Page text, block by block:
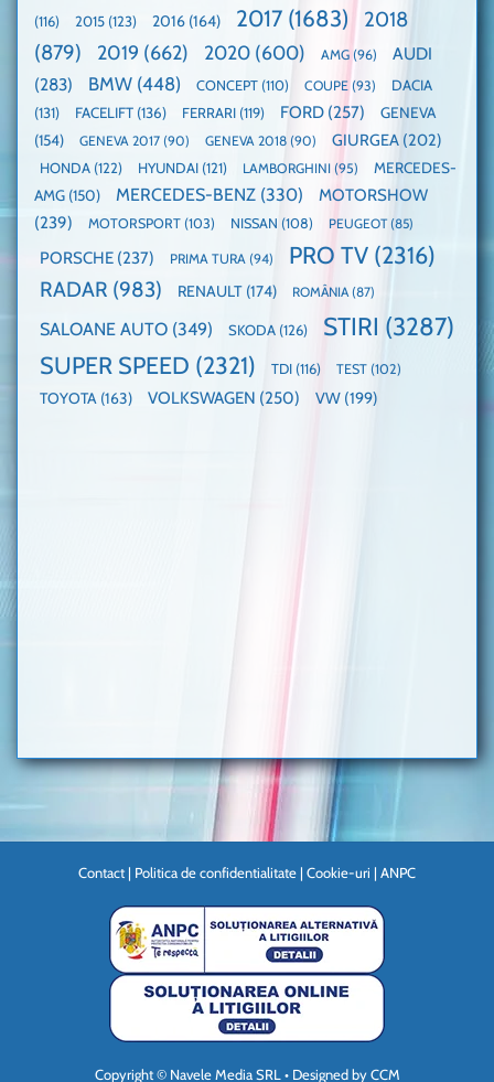
paradă
de
dube
câștigătoare,
domină
WCOTY
(116) 2015 (123) 2016 (164) 2017 (1683)
2018
(879)
2019 (662) 2020 (600) AMG (96)
AUDI
(283)
BMW (448) CONCEPT (110) COUPE (93)
DACIA
(131)
FACELIFT (136) FERRARI (119) FORD (257)
GENEVA
(154)
GENEVA 2017 (90) GENEVA 2018 (90) GIURGEA (202)
HONDA (122) HYUNDAI (121) LAMBORGHINI (95)
MERCEDES-
AMG (150) MERCEDES-BENZ (330)
MOTORSHOW
(239)
MOTORSPORT (103) NISSAN (108) PEUGEOT(85)
PORSCHE (237) PRIMA TURA (94) PRO TV (2316)
RADAR (983) RENAULT (174) ROMÂNIA (87)
SALOANE AUTO (349) SKODA (126) STIRI (3287)
SUPER SPEED (2321) TDI (116) TEST (102)
TOYOTA (163) VOLKSWAGEN (250) VW (199)
Contact | Politica de confidentialitate | Cookie-uri | ANPC
Copyright © Navele Media SRL • Designed byCCM